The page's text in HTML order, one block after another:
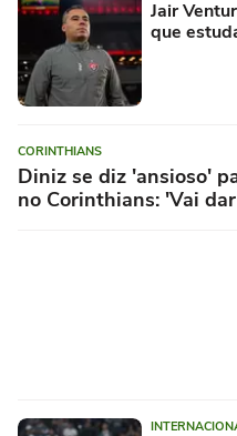
Jair
que
CORINTHIANS
Diniz se diz 'ansioso'
no Corinthians: 'Vai